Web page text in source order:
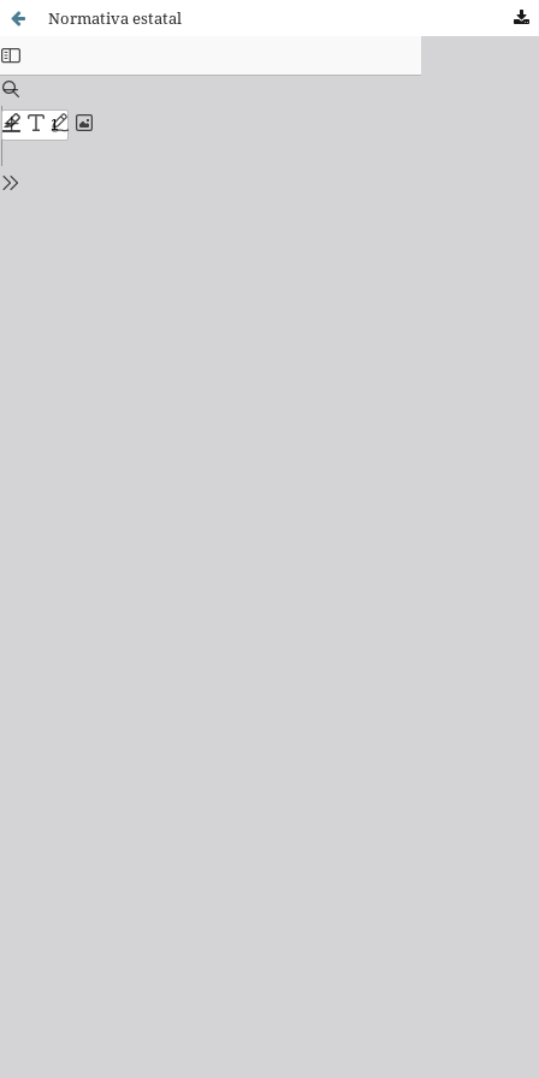
Normativa estatal